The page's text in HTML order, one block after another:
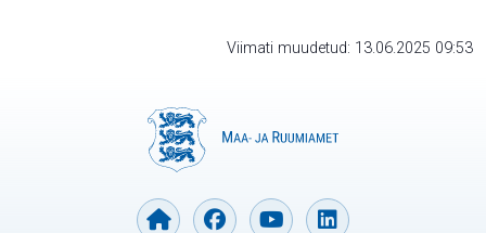
Viimati muudetud: 13.06.2025 09:53